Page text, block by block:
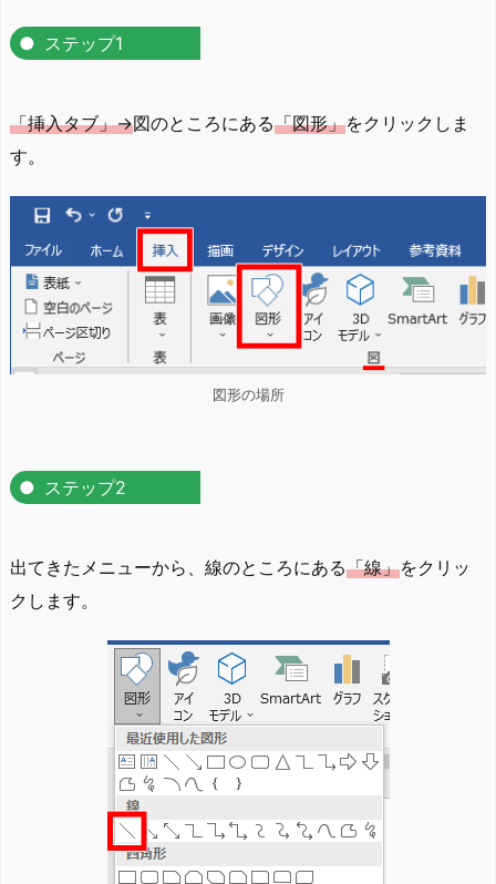
ステップ1
「挿入タブ」→図のところにある「図形」をクリックしま
す。
図形の場所
ステップ2
出てきたメニューから、線のところにある「線」をクリッ
クします。